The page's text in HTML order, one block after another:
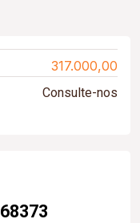
317.000,00
Consulte-nos
68373